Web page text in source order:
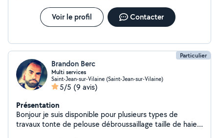
Voir le profil Contacter
Particulier
Brandon Berc
Multi services
Saint-Jean-sur-Vilaine (Saint-Jean-sur-Vilaine)
5/5 (9 avis)
Présentation
Bonjour je suis disponible pour plusieurs types de
travaux tonte de pelouse débroussaillage taille de haie